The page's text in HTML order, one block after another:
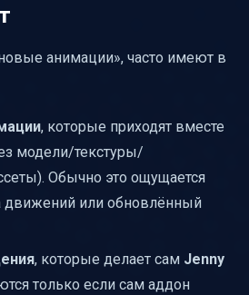
анимации», часто имеют в
, которые приходят вместе
модели/текстуры/
Обычно это ощущается
движений или обновлённый
, которые делает сам Jenny
только если сам аддон